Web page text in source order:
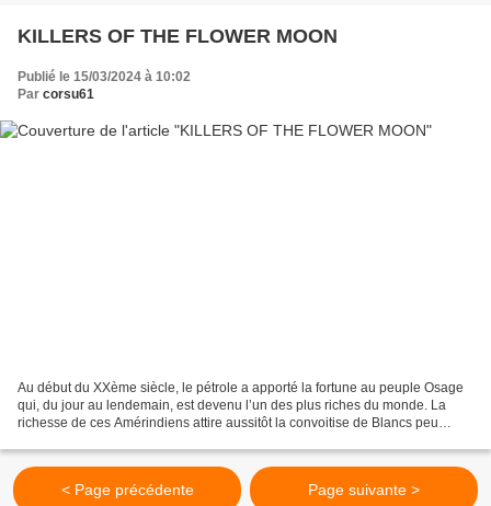
KILLERS OF THE FLOWER MOON
Publié le 15/03/2024 à 10:02
Par corsu61
Au début du XXème siècle, le pétrole a apporté la fortune au peuple Osage
qui, du jour au lendemain, est devenu l’un des plus riches du monde. La
richesse de ces Amérindiens attire aussitôt la convoitise de Blancs peu
< Page précédente Page suivante >